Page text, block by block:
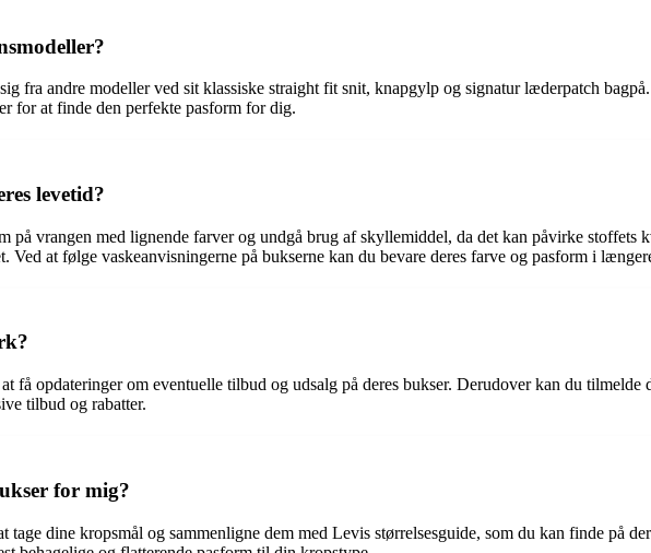
fra andre modeller ved sit klassiske straight fit snit, knapgylp og signatur læderpatch
for at finde den perfekte pasform for dig.
levetid?
på vrangen med lignende farver og undgå brug af skyllemiddel, da det kan påvirke
at følge vaskeanvisningerne på bukserne kan du bevare deres farve og pasform i
opdateringer om eventuelle tilbud og udsalg på deres bukser. Derudover kan du tilmelde
tilbud og rabatter.
for mig?
dine kropsmål og sammenligne dem med Levis størrelsesguide, som du kan finde på